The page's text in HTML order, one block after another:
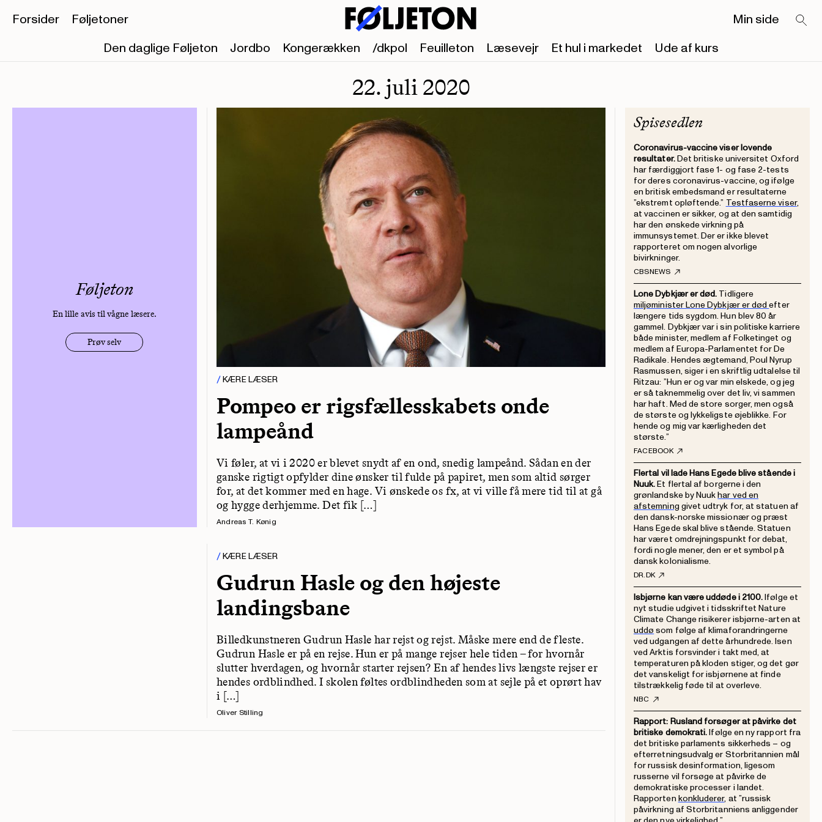
Forsider
Føljetoner
Den daglige Føljeton
Jordbo Kongerækken /dkpol Feuilleton Læsevejr Et hul i markedet Ude af kurs
Min side
22. juli 2020
Føljeton
En lille avis til vågne læsere.
Prøv selv
KÆRE LÆSER
Pompeo er rigsfællesskabets onde
lampeånd
Vi føler, at vi i 2020 er blevet snydt af en ond, snedig lampeånd. Sådan en der
ganske rigtigt opfylder dine ønsker til fulde på papiret, men som altid sørger
for, at det kommer med en hage. Vi ønskede os fx, at vi ville få mere tid til at gå
og hygge derhjemme. Det fik […]
Andreas T. Kønig
KÆRE LÆSER
Gudrun Hasle og den højeste
landingsbane
Billedkunstneren Gudrun Hasle har rejst og rejst. Måske mere end de fleste.
Gudrun Hasle er på en rejse. Hun er på mange rejser hele tiden – for hvornår
slutter hverdagen, og hvornår starter rejsen? En af hendes livs længste rejser er
hendes ordblindhed. I skolen føltes ordblindheden som at sejle på et oprørt hav
i […]
Oliver Stilling
Spisesedlen
Coronavirus-vaccine viser lovende
resultater.Det britiske universitet Oxford
har færdiggjort fase 1- og fase 2-tests
for deres coronavirus-vaccine, og ifølge
en britisk embedsmand er resultaterne
”ekstremt opløftende.” Testfaserne viser,
at vaccinen er sikker, og at den samtidig
har den ønskede virkning på
immunsystemet. Der er ikke blevet
rapporteret om nogen alvorlige
bivirkninger.
CBSNEWS
Lone Dybkjær er død. Tidligere
miljøminister Lone Dybkjær er dødefter
længere tids sygdom. Hun blev 80 år
gammel. Dybkjær var i sin politiske karriere
både minister, medlem af Folketinget og
medlem af Europa-Parlamentet for De
Radikale. Hendes ægtemand, Poul Nyrup
Rasmussen, siger i en skriftlig udtalelse til
Ritzau: ”Hun er og var min elskede, og jeg
er så taknemmelig over det liv, vi sammen
har haft. Med de store sorger, men også
de største og lykkeligste øjeblikke. For
hende og mig var kærligheden det
største.”
FACEBOOK
Flertal vil lade Hans Egede blive stående i
Nuuk.Et flertal af borgerne i den
grønlandske by Nuukhar ved en
afstemning givet udtryk for, at statuen af
den dansk-norske missionær og præst
Hans Egede skal blive stående. Statuen
har været omdrejningspunkt for debat,
fordi nogle mener, den er et symbol på
dansk kolonialisme.
DR.DK
Isbjørne kan være uddøde i 2100.Ifølge et
nyt studie udgivet i tidsskriftet Nature
Climate Change risikerer isbjørne-arten at
uddø som følge af klimaforandringerne
ved udgangen af dette århundrede. Isen
ved Arktis forsvinder i takt med, at
temperaturen på kloden stiger, og det gør
det vanskeligt for isbjørnene at finde
tilstrækkelig føde til at overleve.
NBC
Rapport: Rusland forsøger at påvirke det
britiske demokrati.Ifølge en ny rapport fra
det britiske parlaments sikkerheds – og
efterretningsudvalg er Storbritannien mål
for russisk desinformation, ligesom
russerne vil forsøge at påvirke de
demokratiske processer i landet.
Rapporten konkluderer, at ”russisk
påvirkning af Storbritanniens anliggender